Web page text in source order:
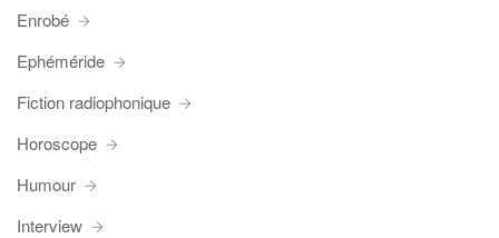
Enrobé
Ephéméride
Fiction radiophonique
Horoscope
Humour
Interview